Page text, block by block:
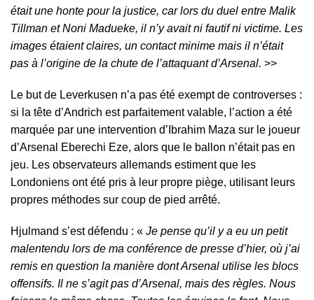
était une honte pour la justice, car lors du duel entre Malik
Tillman et Noni Madueke, il n’y avait ni fautif ni victime. Les
images étaient claires, un contact minime mais il n’était
pas à l’origine de la chute de l’attaquant d’Arsenal. >>
Le but de Leverkusen n’a pas été exempt de controverses :
si la tête d’Andrich est parfaitement valable, l’action a été
marquée par une intervention d’Ibrahim Maza sur le joueur
d’Arsenal Eberechi Eze, alors que le ballon n’était pas en
jeu. Les observateurs allemands estiment que les
Londoniens ont été pris à leur propre piège, utilisant leurs
propres méthodes sur coup de pied arrêté.
Hjulmand s’est défendu : « Je pense qu’il y a eu un petit
malentendu lors de ma conférence de presse d’hier, où j’ai
remis en question la manière dont Arsenal utilise les blocs
offensifs. Il ne s’agit pas d’Arsenal, mais des règles. Nous